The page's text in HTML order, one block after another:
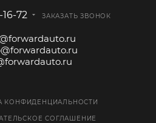
72 ЗАКАЗАТЬ ЗВОНОК
КОНФИДЕНЦИАЛЬНОСТИ
СОГЛАШЕНИЕ